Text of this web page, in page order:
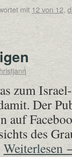
mit 12 von 12,
zum
Der
auf
des
Weiterlesen